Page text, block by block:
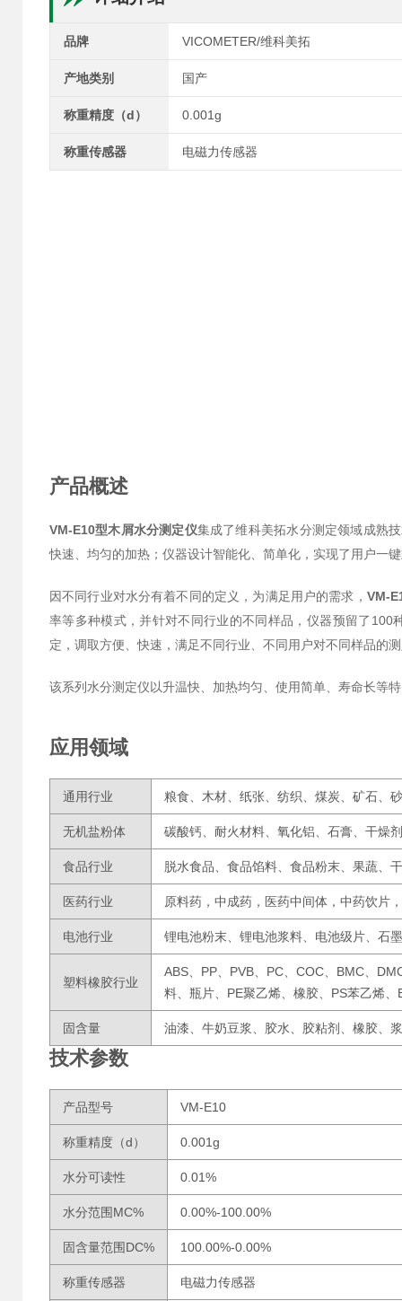
品牌 VICOMETER/维科美拓
产地类别 国产
称重精度（d） 0.001g
称重传感器 电磁力传感器
产品概述
VM-E10型木屑水分测定仪集成了维科美拓水分测定领域成熟
快速、均匀的加热；仪器设计智能化、简单化，实现了用户一
因不同行业对水分有着不同的定义，为满足用户的需求， VM-
率等多种模式，并针对不同行业的不同样品，仪器预留了
定，调取方便、快速，满足不同行业、不同用户对不同样品的
该系列水分测定仪以升温快、加热均匀、使用简单、寿命长等
应用领域
通用行业 粮食、木材、纸张、纺织、煤炭、矿石、
无机盐粉体 碳酸钙、耐火材料、氧化铝、石膏、干燥
食品行业 脱水食品、食品馅料、食品粉末、果蔬、
医药行业 原料药，中成药，医药中间体，中药饮片
电池行业 锂电池粉末、锂电池浆料、电池级片、石
塑料橡胶行业
ABS、PP、PVB、PC、COC、BMC、
料、瓶片、PE聚乙烯、橡胶、PS苯乙烯、
固含量 油漆、牛奶豆浆、胶水、胶粘剂、橡胶、
技术参数
产品型号 VM-E10
称重精度（d） 0.001g
水分可读性 0.01%
水分范围MC% 0.00%-100.00%
固含量范围DC% 100.00%-0.00%
称重传感器 电磁力传感器